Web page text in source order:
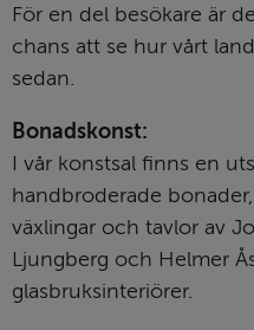
För en del besökare är
chans att se hur vårt
sedan.
Bonadskonst:
I vår konstsal finns en
handbroderade
växlingar och tavlor av
Ljungberg och Helmer
glasbruksinteriörer.